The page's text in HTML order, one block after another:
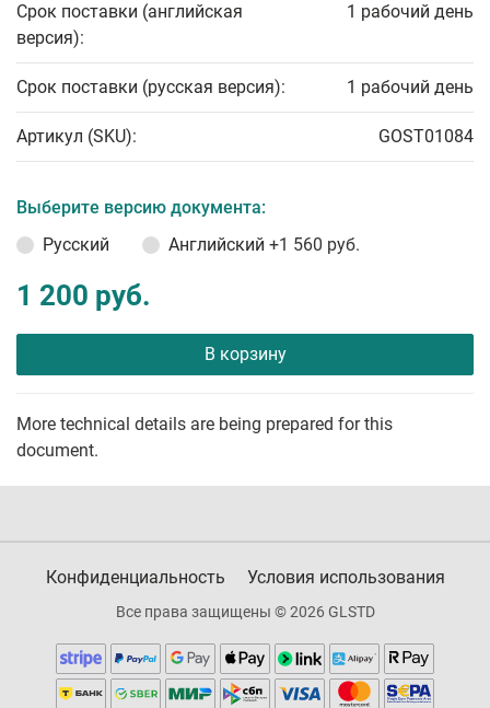
Срок поставки (английская
версия):
1 рабочий день
Срок поставки (русская версия): 1 рабочий день
Артикул (SKU): GOST01084
Выберите версию документа:
Русский
Английский +1 560 руб.
1 200 руб.
В корзину
More technical details are being prepared for this
document.
Конфиденциальность Условия использования
Все права защищены © 2026 GLSTD